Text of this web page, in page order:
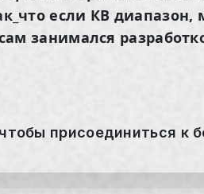
если КВ диапазон,
занимался
чтобы присоединиться к